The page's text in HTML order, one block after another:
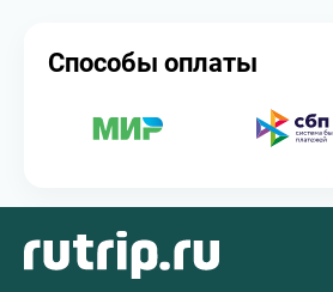
Способы оплаты